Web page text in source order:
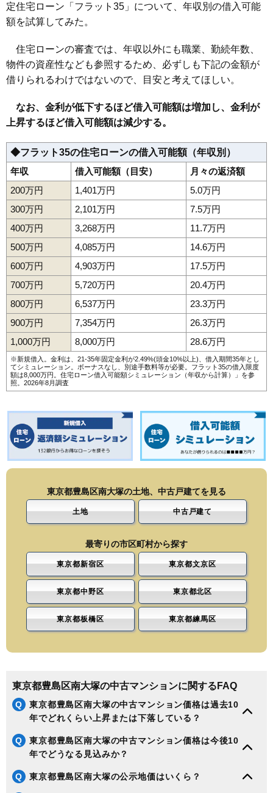
定住宅ローン「フラット35」について、年収別の借入可能
額を試算してみた。
住宅ローンの審査では、年収以外にも職業、勤続年数、
物件の資産性なども参照するため、必ずしも下記の金額が
借りられるわけではないので、目安と考えてほしい。
なお、金利が低下するほど借入可能額は増加し、金利が
上昇するほど借入可能額は減少する。
◆フラット35の住宅ローンの借入可能額（年収別）
年収
借入可能額（目安）
月々の返済額
200万円
1,401万円
5.0万円
300万円
2,101万円
7.5万円
400万円
3,268万円
11.7万円
500万円
4,085万円
14.6万円
600万円
4,903万円
17.5万円
700万円
5,720万円
20.4万円
800万円
6,537万円
23.3万円
900万円
7,354万円
26.3万円
1,000万円
8,000万円 28.6万円
※新規借入。金利は、21-35年固定金利が2.49%(頭金10%以上)、借入期間35年とし
てシミュレーション。ボーナスなし、別途手数料等が必要。フラット35の借入限度
額は8,000万円。 住宅ローン借入可能額シミュレーション（年収から計算）
」を参
照。2026年8月調査
東京都豊島区南大塚の土地、中古戸建てを見る
土地 中古戸建て
最寄りの市区町村から探す
東京都新宿区 東京都文京区
東京都中野区 東京都北区
東京都板橋区 東京都練馬区
東京都豊島区南大塚の中古マンションに関するFAQ
Q
東京都豊島区南大塚の中古マンション価格は過去10
年でどれくらい上昇または下落している？
Q
東京都豊島区南大塚の中古マンション価格は今後10
年でどうなる見込みか？
Q 東京都豊島区南大塚の公示地価はいくら？